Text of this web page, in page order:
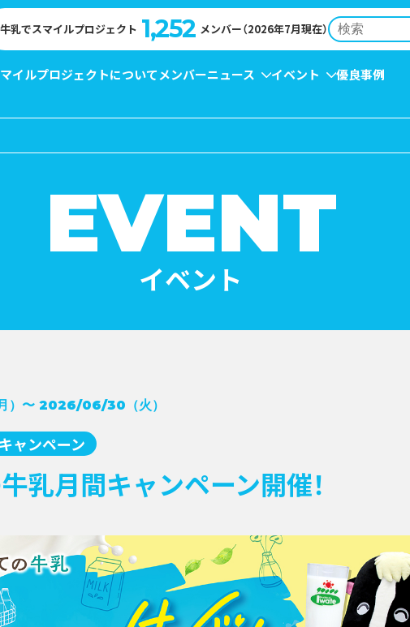
牛乳でスマイルプロジェクト 1,252 メンバー（2026年7月現在）
イルプロジェクトについてメンバーニュース イベント 優良事例
EVENT
イベント
〜 2026/06/30（火）
キャンペーン
乳月間キャンペーン開催！